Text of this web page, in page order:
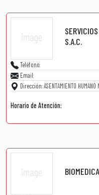
S.A.C.
Teléfono:
Email:
Dirección: ASENTAMIENTO HUMANO
Horario de Atención: